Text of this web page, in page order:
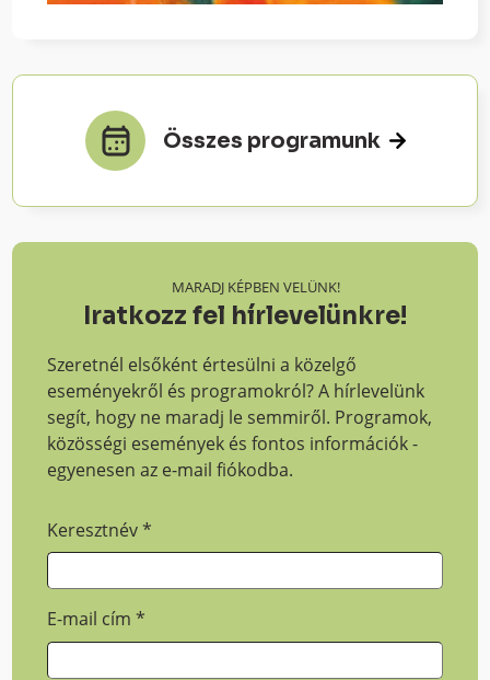
Összes programunk
MARADJ KÉPBEN VELÜNK!
Iratkozz fel hírlevelünkre!
Szeretnél elsőként értesülni a közelgő
eseményekről és programokról? A hírlevelünk
segít, hogy ne maradj le semmiről. Programok,
közösségi események és fontos információk -
egyenesen az e-mail fiókodba.
Keresztnév*
E-mail cím*